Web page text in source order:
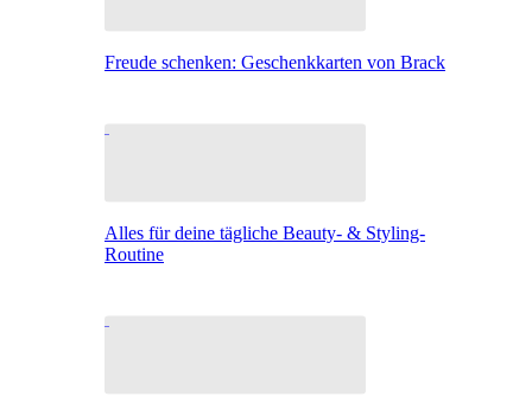
Freude schenken: Geschenkkarten von Brack
Alles für deine tägliche Beauty- & Styling-
Routine